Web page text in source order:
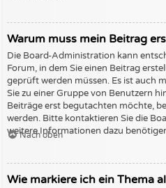
Warum muss mein Beitrag
Die Board-Administration kann
Forum, in dem Sie einen Beitrag
geprüft werden müssen. Es ist auch
Sie zu einer Gruppe von Benutzern
Beiträge erst begutachten möchte,
werden. Bitte kontaktieren Sie die
weitere Informationen dazu
Nach oben
Wie markiere ich ein Thema